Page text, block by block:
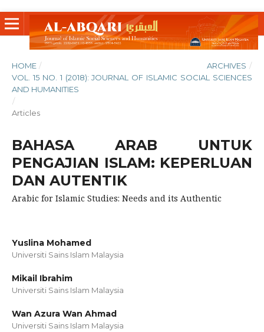
HOME / ARCHIVES /
VOL. 15 NO. 1 (2018): JOURNAL OF ISLAMIC SOCIAL SCIENCES
AND HUMANITIES
/
Articles
BAHASA ARAB UNTUK
PENGAJIAN ISLAM: KEPERLUAN
DAN AUTENTIK
Arabic for Islamic Studies: Needs and its Authentic
Yuslina Mohamed
Universiti Sains Islam Malaysia
Mikail Ibrahim
Universiti Sains Islam Malaysia
Wan Azura Wan Ahmad
Universiti Sains Islam Malaysia